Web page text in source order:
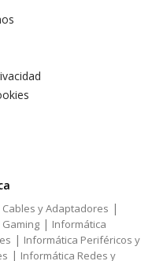
y Adaptadores |
| Informática
| Informática Periféricos y
| Informática Redes y